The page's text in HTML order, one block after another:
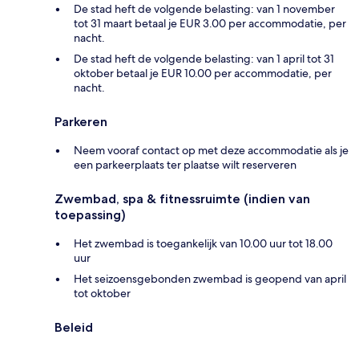
De stad heft de volgende belasting: van 1 november
tot 31 maart betaal je EUR 3.00 per accommodatie, per
nacht.
De stad heft de volgende belasting: van 1 april tot 31
oktober betaal je EUR 10.00 per accommodatie, per
nacht.
Parkeren
Neem vooraf contact op met deze accommodatie als je
een parkeerplaats ter plaatse wilt reserveren
Zwembad, spa & fitnessruimte (indien van
toepassing)
Het zwembad is toegankelijk van 10.00 uur tot 18.00
uur
Het seizoensgebonden zwembad is geopend van april
tot oktober
Beleid